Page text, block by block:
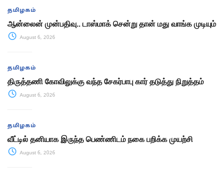
தமிழகம்
ஆன்லைன் முன்பதிவு.. டாஸ்மாக் சென்று தான் மது வாங்க முடியும்
August 6, 2026
தமிழகம்
திருத்தணி கோவிலுக்கு வந்த சேகர்பாபு கார் தடுத்து நிறுத்தம்
August 6, 2026
தமிழகம்
வீட்டில் தனியாக இருந்த பெண்ணிடம் நகை பறிக்க முயற்சி
August 6, 2026